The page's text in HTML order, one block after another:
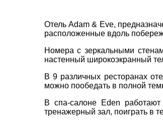
Отель Adam & Eve,
расположенные вдоль
Номера с зеркальными
настенный широкоэкранный
В 9 различных ресторанах
можно пообедать в полной
В спа-салоне Eden
тренажерный зал, поиграть в